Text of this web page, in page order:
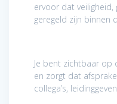
ervoor dat
geregeld zijn binnen
Je bent zichtbaar op
en zorgt dat
collega’s,